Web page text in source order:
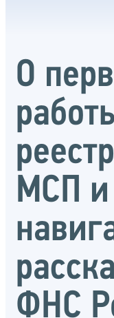
О
МСП и
ФНС